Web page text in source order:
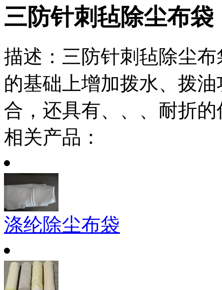
三防针刺毡除尘布袋
描述： 三防针刺毡除尘
的基础上增加拨水、拨
合，还具有、、、耐折的
相关产品：
涤纶除尘布袋